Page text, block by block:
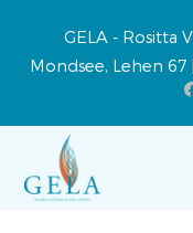
GELA - Rositta
Mondsee, Lehen 67 |